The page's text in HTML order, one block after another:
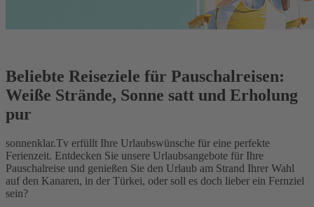
Beliebte Reiseziele für Pauschalreisen:
Weiße Strände, Sonne satt und Erholung
pur
sonnenklar.Tv erfüllt Ihre Urlaubswünsche für eine perfekte
Ferienzeit. Entdecken Sie unsere Urlaubsangebote für Ihre
Pauschalreise und genießen Sie den Urlaub am Strand Ihrer Wahl
auf den Kanaren, in der Türkei, oder soll es doch lieber ein Fernziel
sein?